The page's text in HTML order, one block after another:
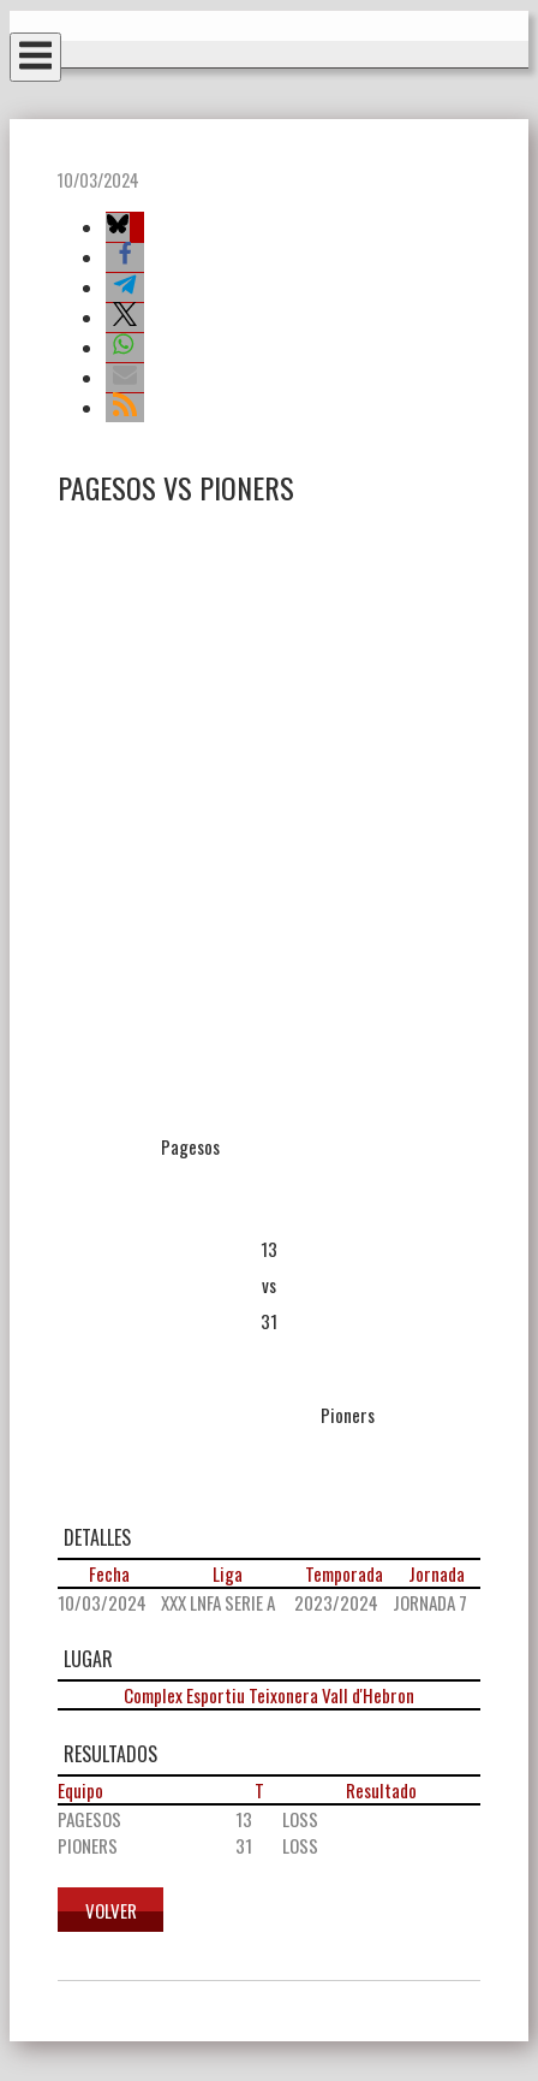
al
contenido
10/03/2024
PAGESOS VS PIONERS
Pagesos
13
vs
31
Pioners
DETALLES
Fecha Liga Temporada
Jornada
10/03/2024 XXX LNFA SERIE A 2023/2024 JORNADA 7
LUGAR
Complex Esportiu Teixonera Vall d'Hebron
RESULTADOS
Equipo T
Resultado
PAGESOS
13
LOSS
PIONERS
31 LOSS
de